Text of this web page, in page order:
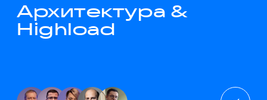
Архитектура &
Highload